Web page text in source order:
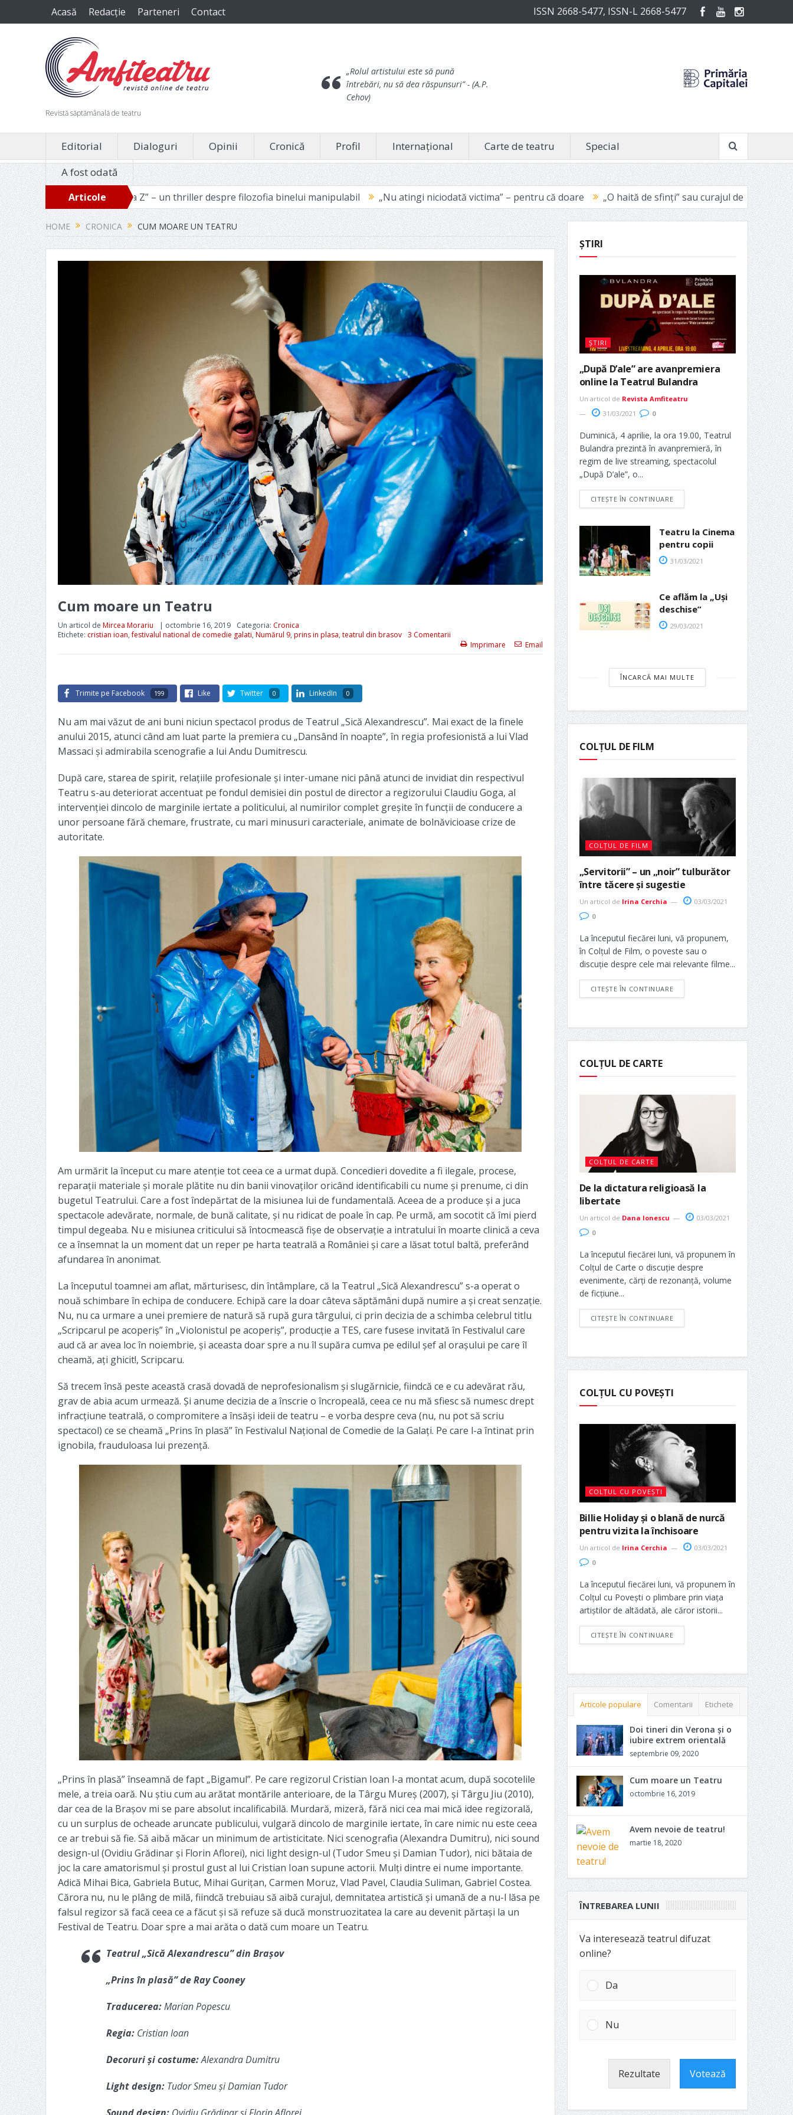
Acasă Redacție Parteneri Contact ISSN 2668-5477, ISSN-L 2668-5477
Revistă săptămânală de teatru
„Rolul artistului este să pună
întrebări, nu să dea răspunsuri”- (A.P.
Cehov)
Editorial Dialoguri Opinii Cronică Profil Internațional Carte de teatru
Special
A fost odată
Articole
recente
„Ziua Z” – un thriller despre filozofia binelui manipulabil „Nu atingi niciodată victima” – pentru că doare „O haită de sfinți” sau curajul de a fi vinovat Avignon 2021:
HOME CRONICA CUM MOARE UN TEATRU
Cum moare un Teatru
Un articol de Mircea Morariu | octombrie 16, 2019 Categoria: Cronica
Etichete: cristian ioan,festivalul national de comedie galati, Numărul 9, prins in plasa, teatrul din brasov
3 Comentarii
Imprimare
Email
Trimite pe Facebook 199 Like Twitter 0 LinkedIn 0
Nu am mai văzut de ani buni niciun spectacol produs de Teatrul „Sică Alexandrescu”. Mai exact de la finele
anului 2015, atunci când am luat parte la premiera cu „Dansând în noapte”, în regia profesionistă a lui Vlad
Massaci și admirabila scenografie a lui Andu Dumitrescu.
După care, starea de spirit, relațiile profesionale și inter-umane nici până atunci de invidiat din respectivul
Teatru s-au deteriorat accentuat pe fondul demisiei din postul de director a regizorului Claudiu Goga, al
intervenției dincolo de marginile iertate a politicului, al numirilor complet greșite în funcții de conducere a
unor persoane fără chemare, frustrate, cu mari minusuri caracteriale, animate de bolnăvicioase crize de
autoritate.
Am urmărit la început cu mare atenție tot ceea ce a urmat după. Concedieri dovedite a fi ilegale, procese,
reparații materiale și morale plătite nu din banii vinovaților oricând identificabili cu nume și prenume, ci din
bugetul Teatrului. Care a fost îndepărtat de la misiunea lui de fundamentală. Aceea de a produce și a juca
spectacole adevărate, normale, de bună calitate, și nu ridicat de poale în cap. Pe urmă, am socotit că îmi pierd
timpul degeaba. Nu e misiunea criticului să întocmească fișe de observație a intratului în moarte clinică a ceva
ce a însemnat la un moment dat un reper pe harta teatrală a României și care a lăsat totul baltă, preferând
afundarea în anonimat.
La începutul toamnei am aflat, mărturisesc, din întâmplare, că la Teatrul „Sică Alexandrescu” s-a operat o
nouă schimbare în echipa de conducere. Echipă care la doar câteva săptămâni după numire a și creat senzație.
Nu, nu ca urmare a unei premiere de natură să rupă gura târgului, ci prin decizia de a schimba celebrul titlu
„Scripcarul pe acoperiș” în „Violonistul pe acoperiș”, producție a TES, care fusese invitată în Festivalul care
aud că ar avea loc în noiembrie, și aceasta doar spre a nu îl supăra cumva pe edilul șef al orașului pe care îl
cheamă, ați ghicit!, Scripcaru.
Să trecem însă peste această crasă dovadă de neprofesionalism și slugărnicie, fiindcă ce e cu adevărat rău,
grav de abia acum urmează. Și anume decizia de a înscrie o încropeală, ceea ce nu mă sfiesc să numesc drept
infracțiune teatrală, o compromitere a însăși ideii de teatru – e vorba despre ceva (nu, nu pot să scriu
spectacol) ce se cheamă „Prins în plasă” în Festivalul Național de Comedie de la Galați. Pe care l-a întinat prin
ignobila, frauduloasa lui prezență.
„Prins în plasă” înseamnă de fapt „Bigamul”. Pe care regizorul Cristian Ioan l-a montat acum, după socotelile
mele, a treia oară. Nu știu cum au arătat montările anterioare, de la Târgu Mureș (2007), și Târgu Jiu (2010),
dar cea de la Brașov mi se pare absolut incalificabilă. Murdară, mizeră, fără nici cea mai mică idee regizorală,
cu un surplus de ocheade aruncate publicului, vulgară dincolo de marginile iertate, în care nimic nu este ceea
ce ar trebui să fie. Să aibă măcar un minimum de artisticitate. Nici scenografia (Alexandra Dumitru), nici sound
design-ul (Ovidiu Grădinar și Florin Aflorei), nici light design-ul (Tudor Smeu și Damian Tudor), nici bătaia de
joc la care amatorismul și prostul gust al lui Cristian Ioan supune actorii. Mulți dintre ei nume importante.
Adică Mihai Bica, Gabriela Butuc, Mihai Gurițan, Carmen Moruz, Vlad Pavel, Claudia Suliman, Gabriel Costea.
Cărora nu, nu le plâng de milă, fiindcă trebuiau să aibă curajul, demnitatea artistică şi umană de a nu-l lăsa pe
falsul regizor să facă ceea ce a făcut și să refuze să ducă monstruozitatea la care au devenit părtași la un
Festival de Teatru. Doar spre a mai arăta o dată cum moare un Teatru.
Teatrul „Sică Alexandrescu” din Brașov
„Prins în plasă” de Ray Cooney
Traducerea:Marian Popescu
Regia:Cristian Ioan
Decoruri și costume:Alexandra Dumitru
Light design:Tudor Smeu și Damian Tudor
ȘTIRI
ȘTIRI
„După D’ale” are avanpremiera
online la Teatrul Bulandra
Un articol de Revista Amfiteatru
31/03/2021
0
Duminică, 4 aprilie, la ora 19.00, Teatrul
Bulandra prezintă în avanpremieră, în
regim de live streaming, spectacolul
„După D’ale”, o...
CITEȘTE ÎN CONTINUARE
Teatru la Cinema
pentru copii
31/03/2021
Ce aflăm la „Uși
deschise”
29/03/2021
ÎNCARCĂ MAI MULTE
COLȚUL DE FILM
COLȚUL DE FILM
„Servitorii” – un „noir” tulburător
între tăcere și sugestie
Un articol de Irina Cerchia
03/03/2021
0
La începutul fiecărei luni, vă propunem,
în Colțul de Film, o poveste sau o
discuție despre cele mai relevante filme...
CITEȘTE ÎN CONTINUARE
COLȚUL DE CARTE
COLȚUL DE CARTE
De la dictatura religioasă la
libertate
Un articol de Dana Ionescu
03/03/2021
0
La începutul fiecărei luni, vă propunem în
Colțul de Carte o discuție despre
evenimente, cărți de rezonanță, volume
de ficțiune...
CITEȘTE ÎN CONTINUARE
COLȚUL CU POVEȘTI
COLȚUL CU POVEȘTI
Billie Holiday și o blană de nurcă
pentru vizita la închisoare
Un articol de Irina Cerchia
03/03/2021
0
La începutul fiecărei luni, vă propunem în
Colțul cu Povești o plimbare prin viața
artiștilor de altădată, ale căror istorii...
CITEȘTE ÎN CONTINUARE
Articole populare Comentarii Etichete
Doi tineri din Verona și o
iubire extrem orientală
septembrie 09, 2020
Cum moare un Teatru
octombrie 16, 2019
Avem nevoie de teatru!
martie 18, 2020
ÎNTREBAREA LUNII
Va interesează teatrul difuzat
online?
Da
Nu
Rezultate Votează